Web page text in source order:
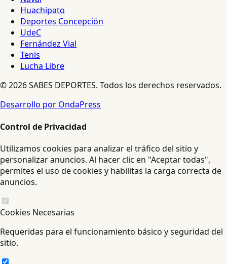
Huachipato
Deportes Concepción
UdeC
Fernández Vial
Tenis
Lucha Libre
© 2026 SABES DEPORTES. Todos los derechos reservados.
Desarrollo por OndaPress
Control de Privacidad
Utilizamos cookies para analizar el tráfico del sitio y
personalizar anuncios. Al hacer clic en "Aceptar todas",
permites el uso de cookies y habilitas la carga correcta de
anuncios.
Cookies Necesarias
Requeridas para el funcionamiento básico y seguridad del
sitio.